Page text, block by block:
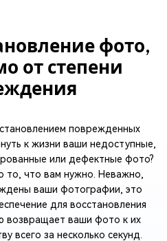
фото,
от степени
поврежденных
к жизни ваши недоступные,
или дефектные фото?
то, что вам нужно. Неважно,
ваши фотографии, это
для восстановления
возвращает ваши фото к их
всего за несколько секунд.